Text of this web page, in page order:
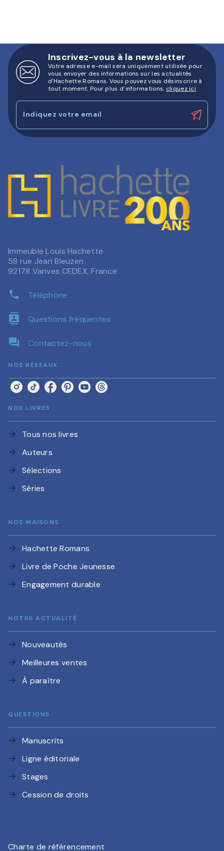
Inscrivez-vous à la newsletter
Votre adresse e-mail sera uniquement utilisée pour
vous envoyer des informations sur les actualités
d'Hachette Romans. Vous pouvez vous désinscrire à
tout moment. Pour plus d’informations, cliquez ici.
Indiquez votre email
Immeuble Louis Hachette
58 rue Jean Bleuzen
92178 Vanves CEDEX, France
phone Téléphone
contacts Questions fréquentes
question_answer Contactez-nous
NOS RÉSEAUX
NOS LIVRES
arrow_forward Tous nos livres
arrow_forward Auteurs
arrow_forward Sélections
arrow_forward Séries
NOS MAISONS
arrow_forward Hachette Romans
arrow_forward Livre de Poche Jeunesse
arrow_forward Engagement durable
NOTRE ACTUALITÉ
arrow_forward Nouveautés
arrow_forward Meilleures ventes
arrow_forward À paraître
QUESTIONS
arrow_forward Manuscrits
arrow_forward Ligne éditoriale
arrow_forward Stages
arrow_forward Cession de droits
Charte de référencement